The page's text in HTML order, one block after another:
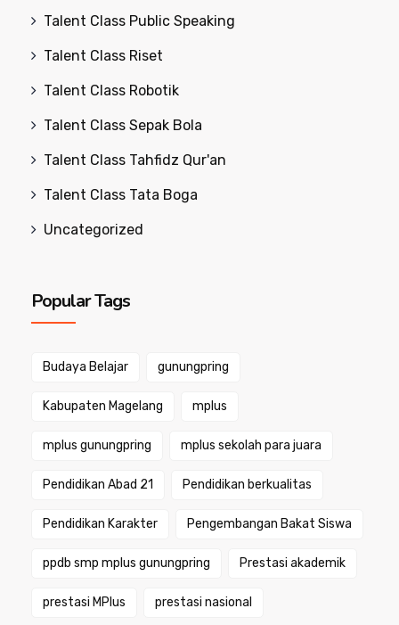
Talent Class Public Speaking
Talent Class Riset
Talent Class Robotik
Talent Class Sepak Bola
Talent Class Tahfidz Qur'an
Talent Class Tata Boga
Uncategorized
Popular Tags
Budaya Belajar gunungpring
Kabupaten Magelang mplus
mplus gunungpring mplus sekolah para juara
Pendidikan Abad 21 Pendidikan berkualitas
Pendidikan Karakter Pengembangan Bakat Siswa
ppdb smp mplus gunungpring Prestasi akademik
prestasi MPlus prestasi nasional